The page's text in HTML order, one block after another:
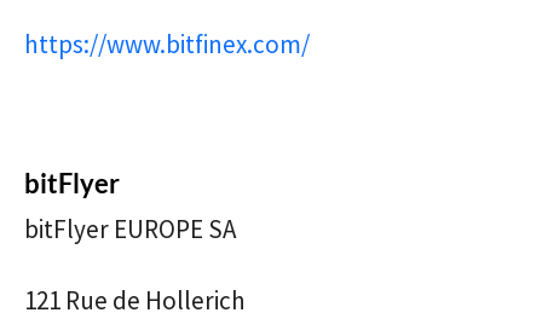
https://www.bitfinex.com/
bitFlyer
bitFlyer EUROPE SA
121 Rue de Hollerich